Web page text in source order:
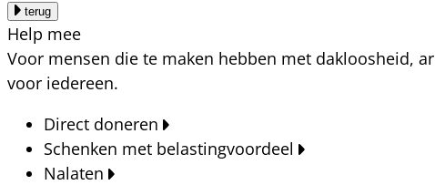
terug
Help mee
Voor mensen die te maken hebben met dakloosheid,
voor iedereen.
Direct doneren
Schenken met belastingvoordeel
Nalaten